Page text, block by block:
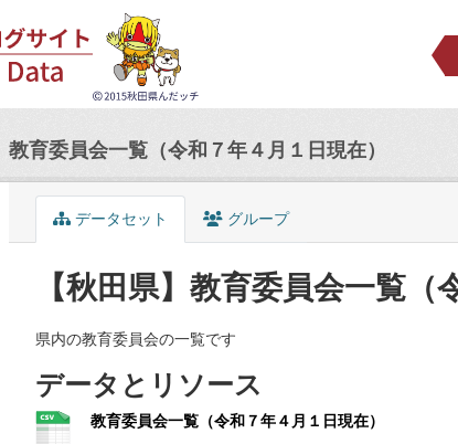
教育委員会一覧（令和７年４月１日現在）
データセット グループ
【秋田県】教育委員会一覧（
県内の教育委員会の一覧です
データとリソース
教育委員会一覧（令和７年４月１日現在）